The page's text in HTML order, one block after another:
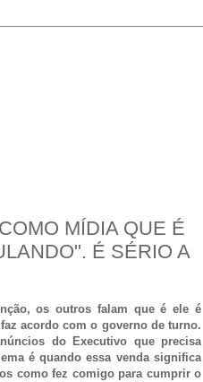
MÍDIA QUE É
É SÉRIO A
os outros falam que é ele é
acordo com o governo de turno.
do Executivo que precisa
é quando essa venda significa
como fez comigo para cumprir o